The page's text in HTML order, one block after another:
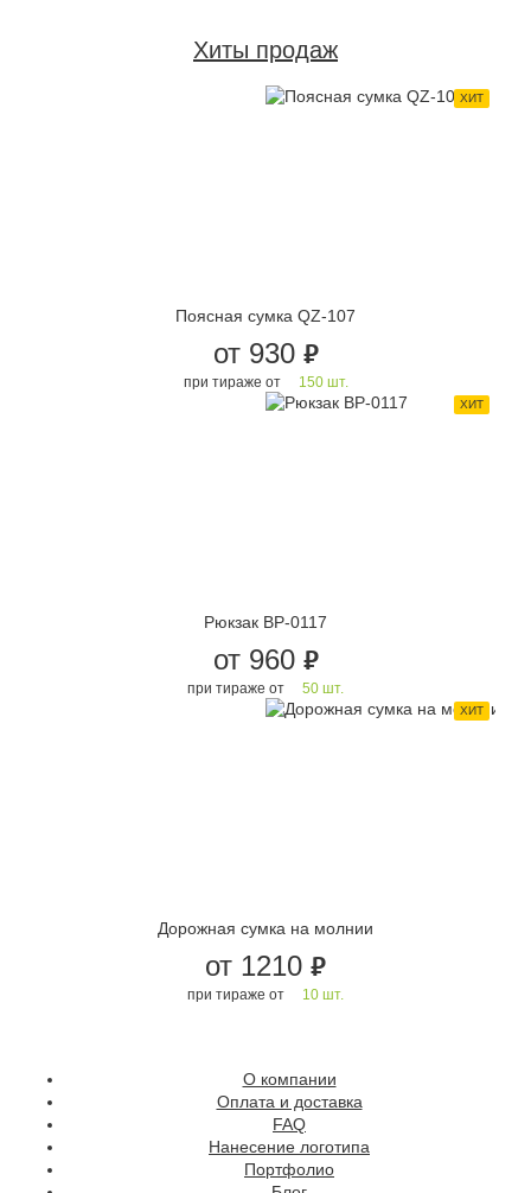
Хиты продаж
ХИТ
Поясная сумка QZ-107
от 930 руб.
при тираже от 150 шт.
ХИТ
Рюкзак BP-0117
от 960 руб.
при тираже от 50 шт.
ХИТ
Дорожная сумка на молнии
от 1210 руб.
при тираже от 10 шт.
О компании
Оплата и доставка
FAQ
Нанесение логотипа
Портфолио